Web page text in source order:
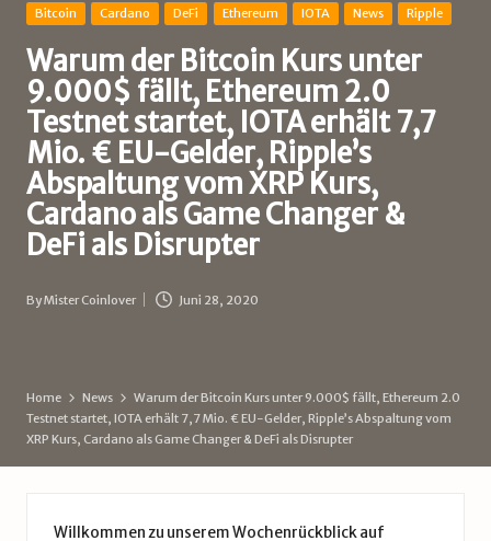
o
i
n
-
B
u
d
e
Posted
Bitcoin Cardano DeFi Ethereum IOTA News Ripple
Warum der Bitcoin Kurs unter
9.000$ fällt, Ethereum 2.0
Testnet startet, IOTA erhält 7,7
Mio. € EU-Gelder, Ripple’s
Abspaltung vom XRP Kurs,
Cardano als Game Changer &
DeFi als Disrupter
Posted
ByMister Coinlover Juni 28, 2020
Home News
Warum der Bitcoin Kurs unter 9.000$ fällt, Ethereum 2.0
Testnet startet, IOTA erhält 7,7 Mio. € EU-Gelder, Ripple’s Abspaltung vom
XRP Kurs, Cardano als Game Changer & DeFi als Disrupter
Willkommen zu unserem Wochenrückblick auf